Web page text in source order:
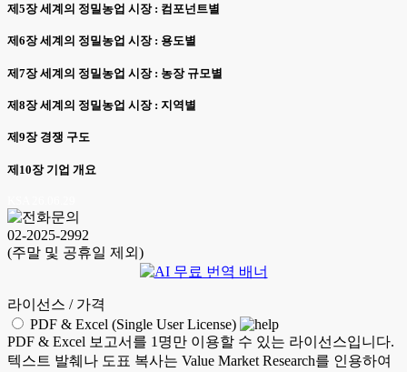
제5장 세계의 정밀농업 시장 : 컴포넌트별
제6장 세계의 정밀농업 시장 : 용도별
제7장 세계의 정밀농업 시장 : 농장 규모별
제8장 세계의 정밀농업 시장 : 지역별
제9장 경쟁 구도
제10장 기업 개요
02-2025-2992
(주말 및 공휴일 제외)
라이선스 / 가격
PDF & Excel (Single User License)
PDF & Excel 보고서를 1명만 이용할 수 있는 라이선스입니다.
텍스트 발췌나 도표 복사는 Value Market Research를 인용하여